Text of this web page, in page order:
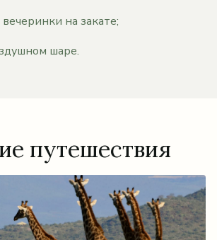
на закате;
шаре.
путешествия